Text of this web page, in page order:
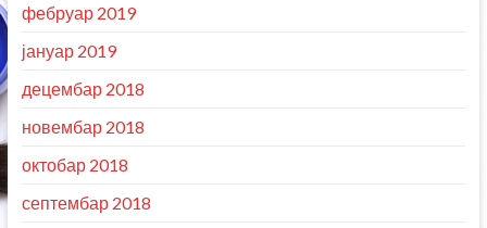
фебруар 2019
јануар 2019
децембар 2018
новембар 2018
октобар 2018
септембар 2018